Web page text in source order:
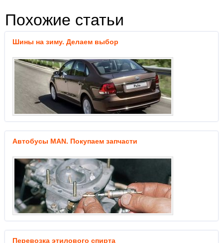
Похожие статьи
Шины на зиму. Делаем выбор
Автобусы MAN. Покупаем запчасти
Перевозка этилового спирта